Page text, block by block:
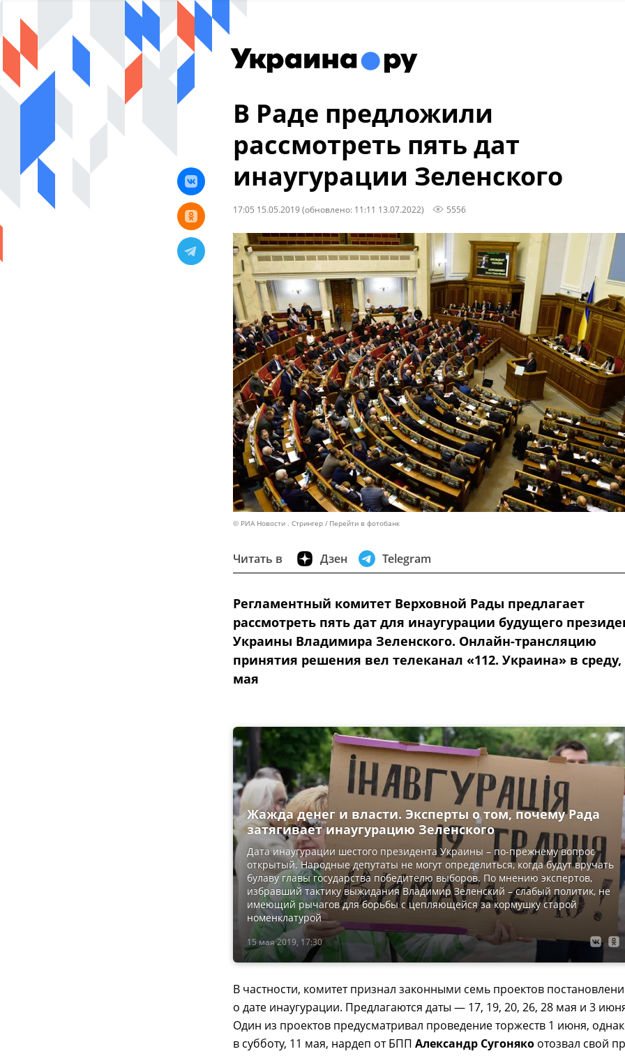
В Раде предложили
рассмотреть пять дат
инаугурации Зеленского
17:05 15.05.2019(обновлено: 11:11 13.07.2022) 5556
© РИА Новости . Стрингер Перейти в фотобанк
Читать в Дзен Telegram
Регламентный комитет Верховной Рады предлагает
рассмотреть пять дат для инаугурации будущего
Украины Владимира Зеленского. Онлайн-трансляцию
принятия решения вел телеканал «112. Украина» в среду,
мая
15 мая 2019, 17:30
Жажда денег и власти. Эксперты о том, почему Рада
затягивает инаугурацию Зеленского
Дата инаугурации шестого президента Украины – по-прежнему вопрос
открытый. Народные депутаты не могут определиться, когда будут вручать
булаву главы государства победителю выборов. По мнению экспертов,
избравший тактику выжидания Владимир Зеленский – слабый политик, не
имеющий рычагов для борьбы с цепляющейся за кормушку старой
номенклатурой
В частности, комитет признал законными семь проектов
о дате инаугурации. Предлагаются даты — 17, 19, 20, 26, 28 мая и 3
Один из проектов предусматривал проведение торжеств 1 июня,
в субботу, 11 мая, нардеп от БПП Александр Сугоняко отозвал свой